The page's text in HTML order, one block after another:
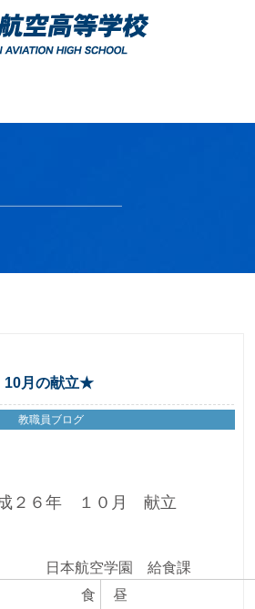
月の献立★
教職員ブログ
２６年 １０月 献立
日本航空学園 給食課
食
昼